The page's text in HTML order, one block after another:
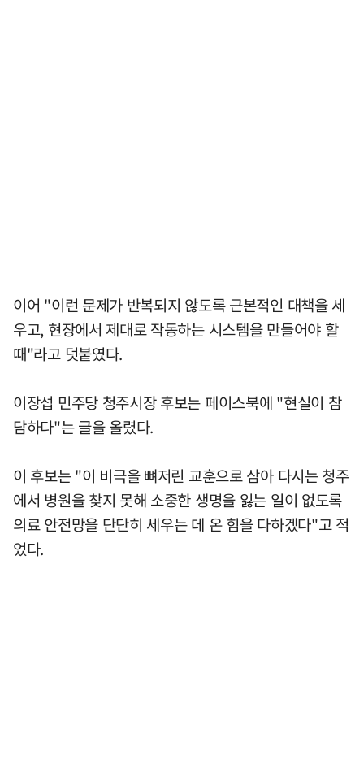
이어 "이런 문제가 반복되지 않도록 근본적인 대책을 세
우고, 현장에서 제대로 작동하는 시스템을 만들어야 할
때"라고 덧붙였다.
이장섭 민주당 청주시장 후보는 페이스북에 "현실이 참
담하다"는 글을 올렸다.
이 후보는 "이 비극을 뼈저린 교훈으로 삼아 다시는 청주
에서 병원을 찾지 못해 소중한 생명을 잃는 일이 없도록
의료 안전망을 단단히 세우는 데 온 힘을 다하겠다"고 적
었다.